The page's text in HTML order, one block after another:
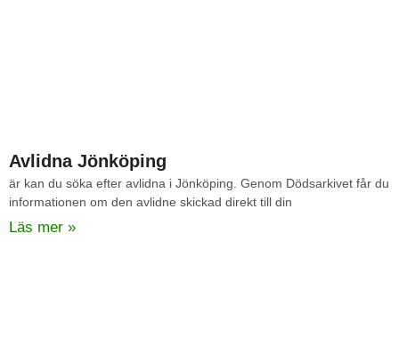
Avlidna Jönköping​
är kan du söka efter avlidna i Jönköping. Genom Dödsarkivet får du
informationen om den avlidne skickad direkt till din
Läs mer »